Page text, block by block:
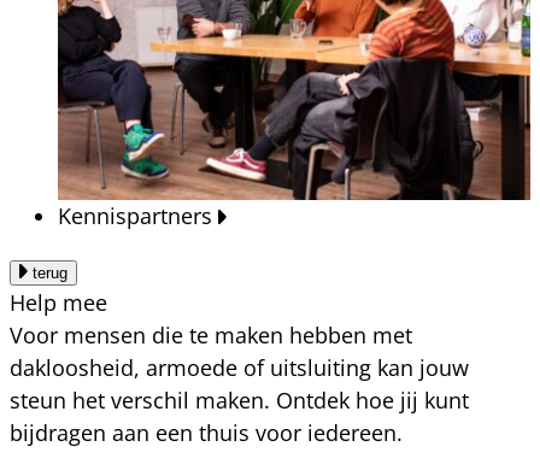
Kennispartners
terug
Help mee
Voor mensen die te maken hebben met
dakloosheid, armoede of uitsluiting kan jouw
steun het verschil maken. Ontdek hoe jij kunt
bijdragen aan een thuis voor iedereen.